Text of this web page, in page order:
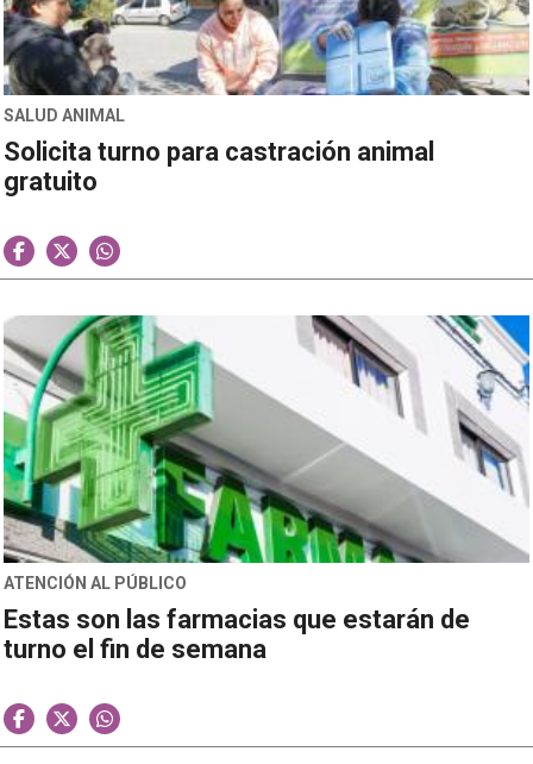
SALUD ANIMAL
Solicita turno para castración animal
gratuito
ATENCIÓN AL PÚBLICO
Estas son las farmacias que estarán de
turno el fin de semana